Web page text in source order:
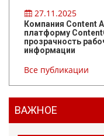
27.11.2025
Компания Content
платформу
прозрачность
информации
Все публикации
ВАЖНОЕ